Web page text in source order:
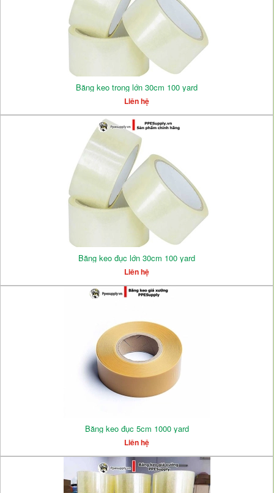
Băng keo trong lớn 30cm 100 yard
Liên hệ
Băng keo đục lớn 30cm 100 yard
Liên hệ
Băng keo đục 5cm 1000 yard
Liên hệ